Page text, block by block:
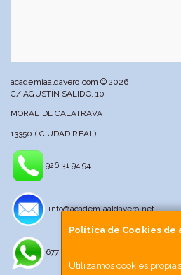
Política de Cookies de
Utilizamos cookies
academiaaldavero.com © 2026
C/ AGUSTÍN SALIDO, 10
MORAL DE CALATRAVA
13350 ( CIUDAD REAL)
926 31 94 94
info@academiaaldavero.net
677 512 188